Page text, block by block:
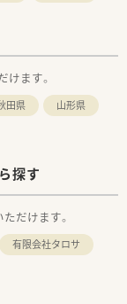
ます。
田県
山形県
探す
だけます。
有限会社タロサ